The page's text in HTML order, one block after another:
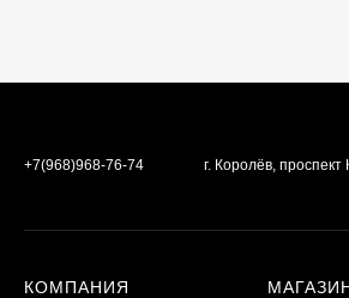
+7(968)968-76-74 г. Королёв,
КОМПАНИЯ